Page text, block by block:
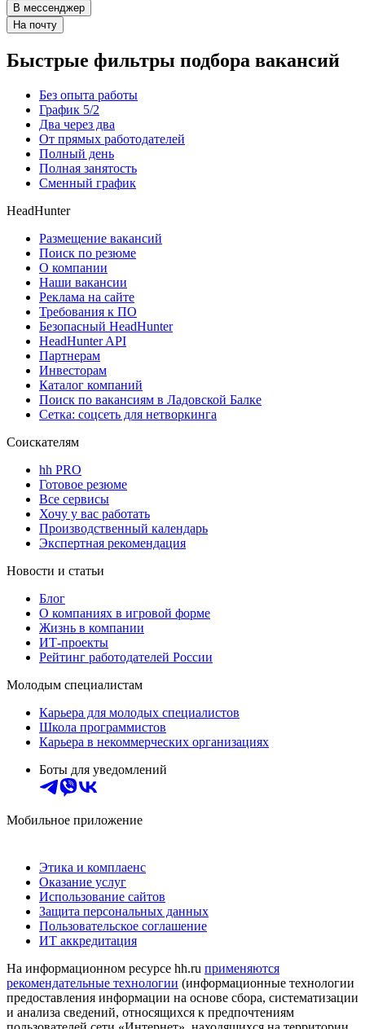
В мессенджер
На почту
Быстрые фильтры подбора вакансий
Без опыта работы
График 5/2
Два через два
От прямых работодателей
Полный день
Полная занятость
Сменный график
HeadHunter
Размещение вакансий
Поиск по резюме
О компании
Наши вакансии
Реклама на сайте
Требования к ПО
Безопасный HeadHunter
HeadHunter API
Партнерам
Инвесторам
Каталог компаний
Поиск по вакансиям в Ладовской Балке
Сетка: соцсеть для нетворкинга
Соискателям
hh PRO
Готовое резюме
Все сервисы
Хочу у вас работать
Производственный календарь
Экспертная рекомендация
Новости и статьи
Блог
О компаниях в игровой форме
Жизнь в компании
ИТ-проекты
Рейтинг работодателей России
Молодым специалистам
Карьера для молодых специалистов
Школа программистов
Карьера в некоммерческих организациях
Боты для уведомлений
Мобильное приложение
Этика и комплаенс
Оказание услуг
Использование сайтов
Защита персональных данных
Пользовательское соглашение
ИТ аккредитация
На информационном ресурсе hh.ru применяются
рекомендательные технологии (информационные технологии
предоставления информации на основе сбора, систематизации
и анализа сведений, относящихся к предпочтениям